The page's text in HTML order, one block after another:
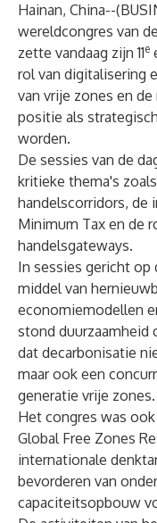
Hainan, China--(
wereldcongres van
zette vandaag zijn 11e
rol van digitalisering
van vrije zones en
positie als
worden.
De sessies van de
kritieke thema's
handelscorridors, de
Minimum Tax en de
handelsgateways.
In sessies gericht op
middel van
economiemodellen
stond duurzaamheid
dat decarbonisatie
maar ook een
generatie vrije zones.
Het congres was
Global Free Zones
internationale
bevorderen van
capaciteitsopbouw